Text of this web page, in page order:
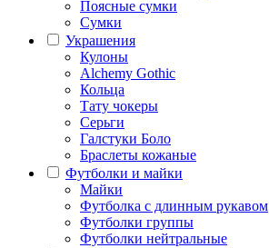
Поясные сумки
Сумки
Украшения
Кулоны
Alchemy Gothic
Кольца
Тату чокеры
Серьги
Галстуки Боло
Браслеты кожаные
Футболки и майки
Майки
Футболка с длинным рукавом
Футболки группы
Футболки нейтральные